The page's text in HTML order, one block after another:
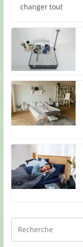
changer tout